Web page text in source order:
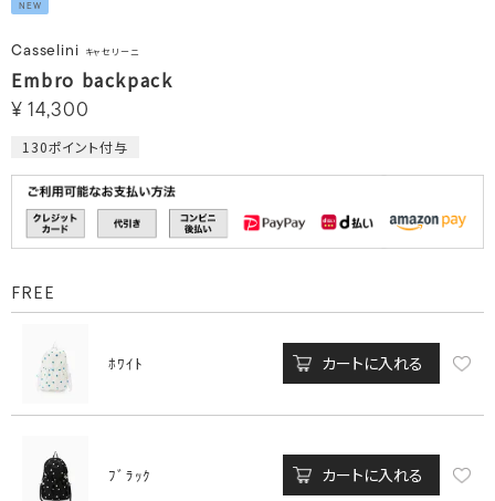
NEW
Casselini キャセリーニ
Embro backpack
¥ 14,300
130ポイント付与
FREE
ﾎﾜｲﾄ カートに入れる
ﾌﾞﾗｯｸ カートに入れる